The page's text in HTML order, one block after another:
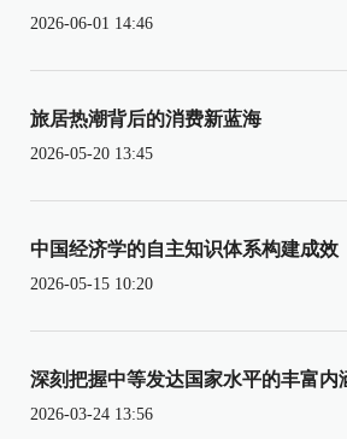
2026-06-01 14:46
旅居热潮背后的消费新蓝海
2026-05-20 13:45
中国经济学的自主知识体系构建成效
2026-05-15 10:20
深刻把握中等发达国家水平的丰富内
2026-03-24 13:56